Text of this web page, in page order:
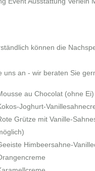
können die
uns an - wir beraten Sie
au Chocolat (ohne Ei)
Joghurt-
Grütze mit Vanille-
Himbeersahne-